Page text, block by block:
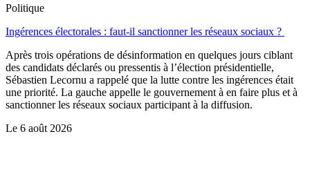
Politique
Ingérences électorales : faut-il sanctionner les réseaux sociaux ?
Après trois opérations de désinformation en quelques jours ciblant
des candidats déclarés ou pressentis à l’élection présidentielle,
Sébastien Lecornu a rappelé que la lutte contre les ingérences était
une priorité. La gauche appelle le gouvernement à en faire plus et à
sanctionner les réseaux sociaux participant à la diffusion.
Le 6 août 2026